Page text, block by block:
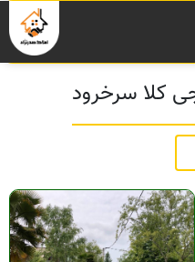
کلا سرخرود